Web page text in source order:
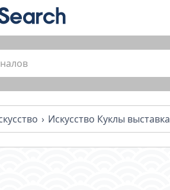
Искусство Куклы выставка